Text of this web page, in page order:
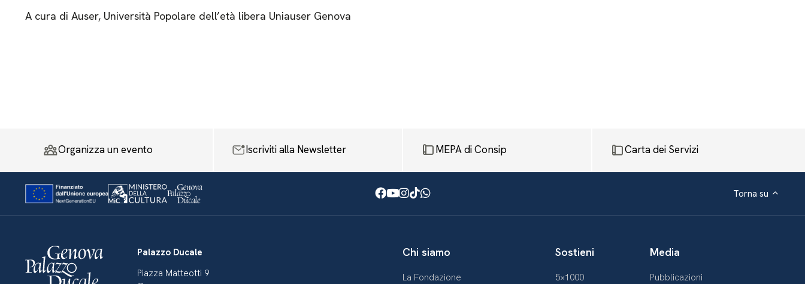
A cura di Auser, Università Popolare dell’età libera Uniauser Genova
Organizza un evento Iscriviti alla Newsletter MEPA di Consip Carta dei Servizi
Facebook
Youtube
Instagram
TikTok
WhatsApp Torna su
Palazzo Ducale
Piazza Matteotti 9
Chi siamo
La Fondazione
Sostieni
5×1000
Media
Pubblicazioni